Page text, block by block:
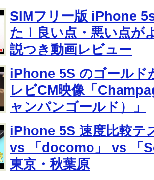
SIMフリー版 iPhone
た！良い点・悪い点が
説つき動画レビュー
iPhone 5S のゴールド
レビCM映像「
ャンパンゴールド）」
iPhone 5S 速度比較テ
vs 「docomo」 vs 「
東京・秋葉原